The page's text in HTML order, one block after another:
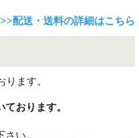
>>配送・送料の詳細はこちら
ます。
おります。
い。